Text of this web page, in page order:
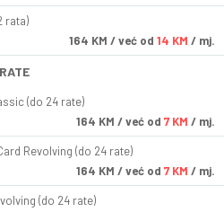
rata)
164 KM / već od 14 KM / mj.
(do 24 rate)
164 KM / već od 7 KM / mj.
Revolving (do 24 rate)
164 KM / već od 7 KM / mj.
(do 24 rate)